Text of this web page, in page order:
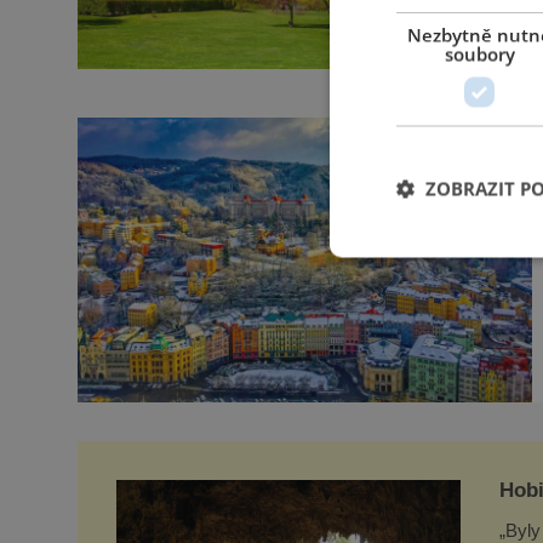
Nezbytně
soubory
ZOBRAZIT